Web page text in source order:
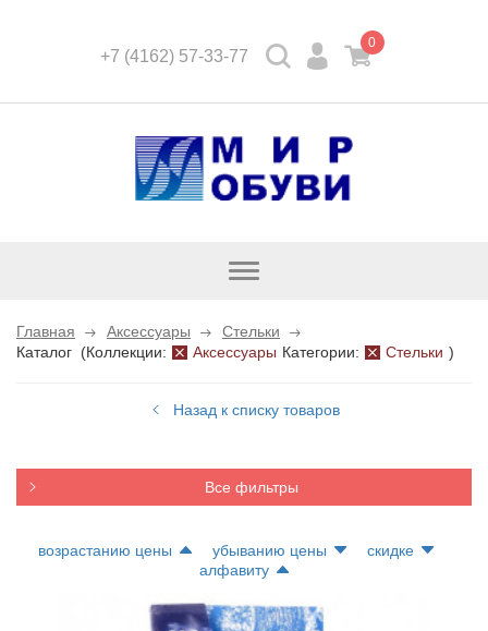
+7 (4162) 57-33-77
0
Открыть
Главная Аксессуары
Стельки
Каталог (Коллекции: Аксессуары Категории: Стельки )
Назад к списку товаров
Все фильтры
возрастанию цены убыванию цены
скидке
алфавиту